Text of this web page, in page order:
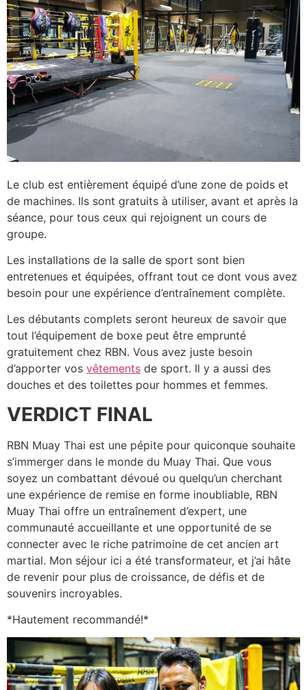
Le club est entièrement équipé d’une zone de poids et
de machines. Ils sont gratuits à utiliser, avant et après la
séance, pour tous ceux qui rejoignent un cours de
groupe.
Les installations de la salle de sport sont bien
entretenues et équipées, offrant tout ce dont vous avez
besoin pour une expérience d’entraînement complète.
Les débutants complets seront heureux de savoir que
tout l’équipement de boxe peut être emprunté
gratuitement chez RBN. Vous avez juste besoin
d’apporter vos vêtements de sport. Il y a aussi des
douches et des toilettes pour hommes et femmes.
VERDICT FINAL
RBN Muay Thai est une pépite pour quiconque souhaite
s’immerger dans le monde du Muay Thai. Que vous
soyez un combattant dévoué ou quelqu’un cherchant
une expérience de remise en forme inoubliable, RBN
Muay Thai offre un entraînement d’expert, une
communauté accueillante et une opportunité de se
connecter avec le riche patrimoine de cet ancien art
martial. Mon séjour ici a été transformateur, et j’ai hâte
de revenir pour plus de croissance, de défis et de
souvenirs incroyables.
*Hautement recommandé!*